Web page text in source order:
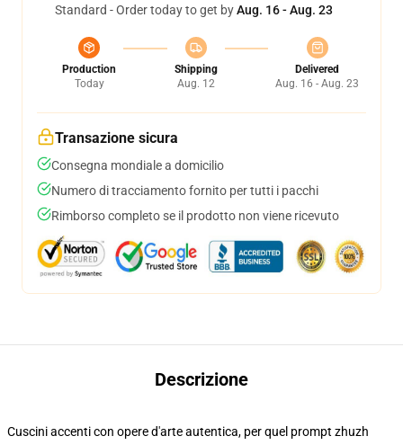
Standard - Order today to get byAug. 16 - Aug. 23
Production
Today
Shipping
Aug. 12
Delivered
Aug. 16 - Aug. 23
Transazione sicura
Consegna mondiale a domicilio
Numero di tracciamento fornito per tutti i pacchi
Rimborso completo se il prodotto non viene ricevuto
Descrizione
Cuscini accenti con opere d'arte autentica, per quel prompt zhuzh